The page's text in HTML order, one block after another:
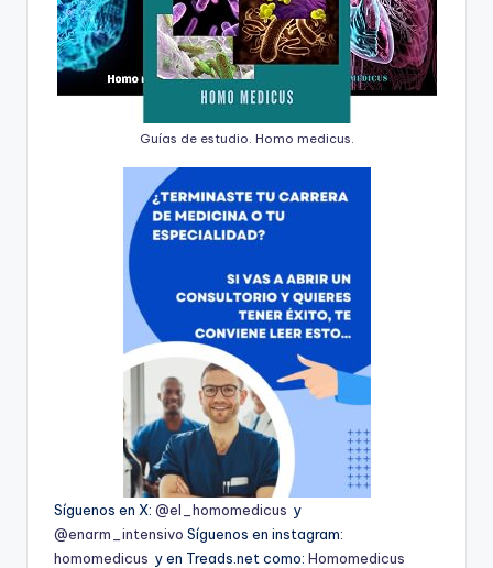
Guías de estudio. Homo medicus.
Síguenos en X: @el_homomedicus y
@enarm_intensivo Síguenos en instagram:
homomedicus y en Treads.net como: Homomedicus